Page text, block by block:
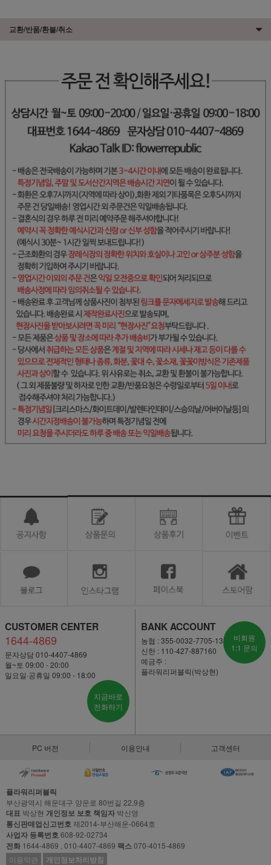
교환/반품/환불/취소
CUSTOMER CENTER
1644-4869
문자상담 010-4407-4869
월~토 09:00 - 20:00
일요일·공휴일 09:00 - 18:00
지금바로
전화하기
BANK ACCOUNT
농협 : 355-0032-7705-13
신한 : 110-427-887160
예금주 :
플라워리퍼블릭(박상현)
비회원
1:1 문의
PC 버전 이용안내 고객센터
플라워리퍼블릭
부산광역시 해운대구 양운로 80번길 22,9층
대표 박상현 개인정보 보호 책임자 박신영
통신판매업신고번호제2014-부산해운-0664호
사업자 등록번호608-92-02734
전화 1644-4869 , 010-4407-4869 팩스070-4015-4869
이용약관
개인정보처리방침